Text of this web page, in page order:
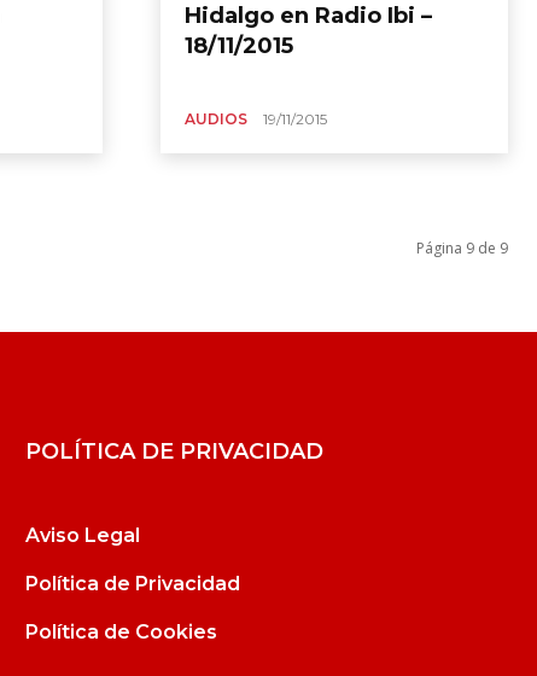
Hidalgo en Radio Ibi –
18/11/2015
AUDIOS 19/11/2015
Página 9 de 9
POLÍTICA DE PRIVACIDAD
Aviso Legal
Política de Privacidad
Política de Cookies